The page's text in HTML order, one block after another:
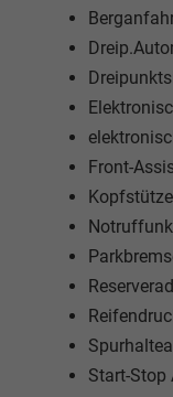
Front-
Start-Stop